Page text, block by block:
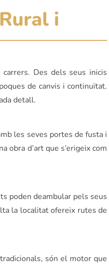
i
Des dels seus inicis
de canvis i continuïtat.
detall.
les seves portes de fusta i
obra d’art que s’erigeix com
poden deambular pels seus
la localitat ofereix rutes de
són el motor que